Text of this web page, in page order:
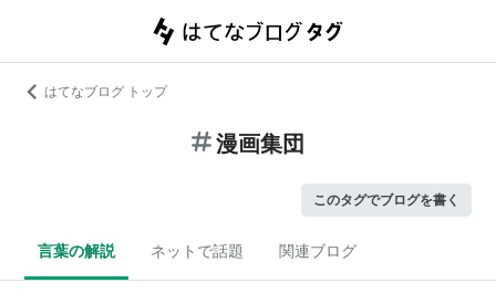
はてなブログ トップ
漫画集団
このタグでブログを書く
言葉の解説 ネットで話題 関連ブログ